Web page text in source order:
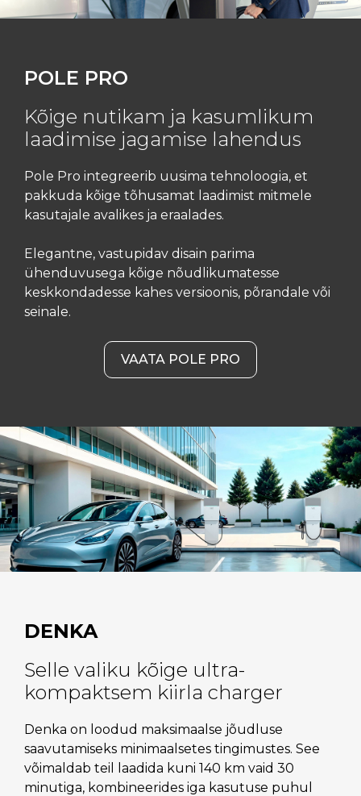
POLE PRO
Kõige nutikam ja kasumlikum
laadimise jagamise lahendus
Pole Pro integreerib uusima tehnoloogia, et
pakkuda kõige tõhusamat laadimist mitmele
kasutajale avalikes ja eraalades.
Elegantne, vastupidav disain parima
ühenduvusega kõige nõudlikumatesse
keskkondadesse kahes versioonis, põrandale või
seinale.
VAATA POLE PRO
DENKA
Selle valiku kõige ultra-
kompaktsem kiirla charger
Denka on loodud maksimaalse jõudluse
saavutamiseks minimaalsetes tingimustes. See
võimaldab teil laadida kuni 140 km vaid 30
minutiga, kombineerides iga kasutuse puhul